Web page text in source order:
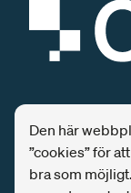
SPONSRING
Tutus är och
Den här
”cookies” för
bra som